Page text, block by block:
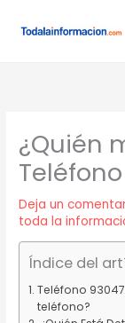
¿Quién
Deja un
toda la
Índice del
Teléfono
teléfono?